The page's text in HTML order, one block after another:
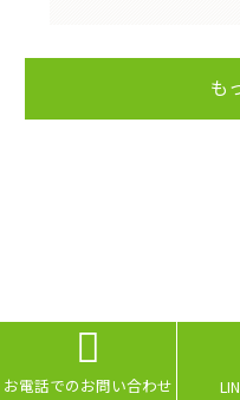
も

お電話でのお問い合わせ